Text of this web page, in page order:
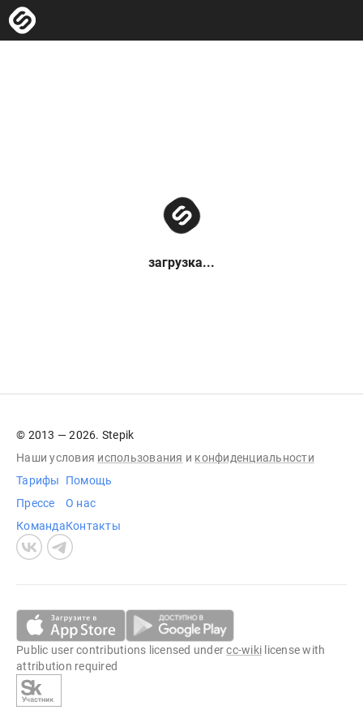
загрузка...
© 2013 — 2026. Stepik
Наши условия использования и конфиденциальности
Тарифы
Прессе
Команда
Помощь
О нас
Контакты
Public user contributions licensed undercc-wiki license with
attribution required